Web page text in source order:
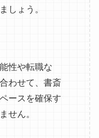
しょう。
性や転職な
わせて、書斎
ースを確保す
せん。